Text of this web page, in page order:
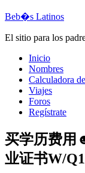
Beb�s Latinos
El sitio para los
Inicio
Nombres
Calculadora
Viajes
Foros
Regístrate
买学历费用
业证书W/